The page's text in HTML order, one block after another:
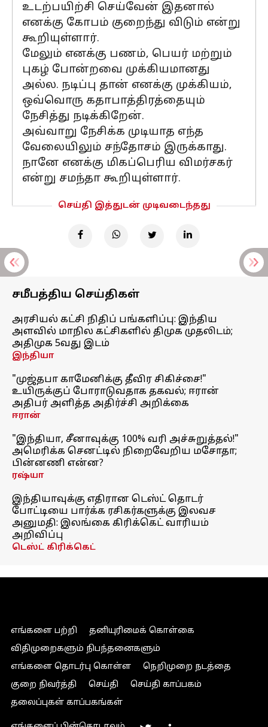
உடற்பயிற்சி செய்வேன் இதனால்
எனக்கு கோபம் குறைந்து விடும் என்று
கூறியுள்ளார்.
மேலும் எனக்கு பணம், பெயர் மற்றும்
புகழ் போன்றவை முக்கியமானது
அல்ல. நடிப்பு தான் எனக்கு முக்கியம்,
ஒவ்வொரு கதாபாத்திரத்தையும்
நேசித்து நடிக்கிறேன்.
அவ்வாறு நேசிக்க முடியாத எந்த
வேலையிலும் சந்தோசம் இருக்காது.
நானே எனக்கு மிகப்பெரிய விமர்சகர்
என்று சமந்தா கூறியுள்ளார்.
செய்தி இத்துடன் முடிவடைந்தது
சமீபத்திய செய்திகள்
அரசியல் கட்சி நிதிப் பங்களிப்பு: இந்திய
அளவில் மாநில கட்சிகளில் திமுக முதலிடம்;
அதிமுக 5வது இடம்
இந்தியா
"முஜ்தபா காமேனிக்கு தீவிர சிகிச்சை!"
உயிருக்குப் போராடுவதாக தகவல்; ஈரான்
அதிபர் அளித்த அதிர்ச்சி அறிக்கை
ஈரான்
"இந்தியா, சீனாவுக்கு 100% வரி அச்சுறுத்தல்!"
அமெரிக்க செனட்டில் நிறைவேறிய மசோதா;
பின்னணி என்ன?
ரஷ்யா
இந்தியாவுக்கு எதிரான டெஸ்ட் தொடர்
போட்டியை பார்க்க ரசிகர்களுக்கு இலவச
அனுமதி: இலங்கை கிரிக்கெட் வாரியம்
அறிவிப்பு
டெஸ்ட் கிரிக்கெட்
எங்களை பற்றி
தனியுரிமைக் கொள்கை
விதிமுறைகளும் நிபந்தனைகளும்
எங்களை தொடர்பு கொள்ள
நெறிமுறை நடத்தை
குறை நிவர்த்தி
செய்தி
செய்தி காப்பகம்
தலைப்புகள் காப்பகங்கள்